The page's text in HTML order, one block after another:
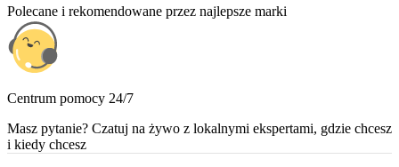
Polecane i rekomendowane przez najlepsze marki
Centrum pomocy 24/7
Masz pytanie? Czatuj na żywo z lokalnymi ekspertami, gdzie chcesz
i kiedy chcesz